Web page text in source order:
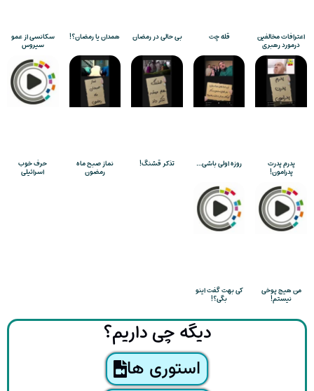
اعترافات مخالفین
درمورد رهبری
قله چت بی حالی در رمضان همدان یا رمضان؟! سکانسی از عمو
سیروس
پدرم پدرت
پدرامون!
روزه اولی باشی… تذکر قشنگ! نماز صبح ماه
رمضون
حرف خوب
اسرائیلی
من هیچ پوخی
نیستم!
کی بهت گفت اینو
بگی؟!
دیگه چی داریم؟
استوری ها